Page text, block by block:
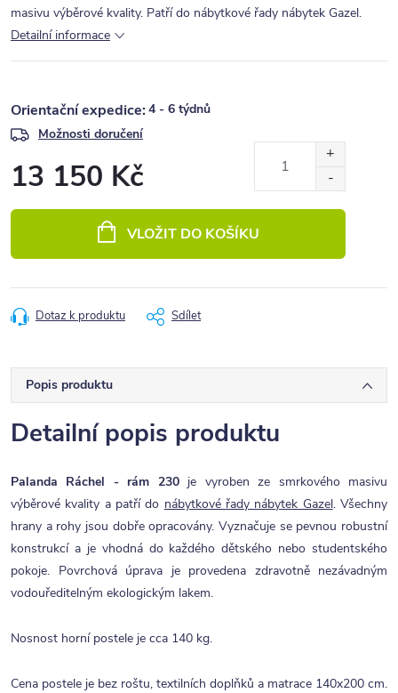
masivu výběrové kvality. Patří do nábytkové řady nábytek Gazel.
Detailní informace
4 - 6 týdnů
Možnosti doručení
13 150 Kč
VLOŽIT DO KOŠÍKU
Dotaz k produktu Sdílet
Popis produktu
Detailní popis produktu
Palanda Ráchel - rám 230je vyroben ze smrkového masivu
výběrové kvality a patří do nábytkové řady nábytek Gazel. Všechny
hrany a rohy jsou dobře opracovány. Vyznačuje se pevnou robustní
konstrukcí a je vhodná do každého dětského nebo studentského
pokoje. Povrchová úprava je provedena zdravotně nezávadným
vodouředitelným ekologickým lakem.
Nosnost horní postele je cca 140 kg.
Cena postele je bez roštu, textilních doplňků a matrace 140x200 cm.